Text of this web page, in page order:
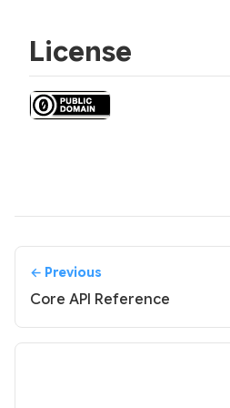
License
← Previous
Core API Reference